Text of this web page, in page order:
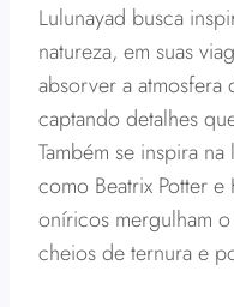
Lulunayad busca
natureza, em suas
absorver a atmosfera
captando detalhes
Também se inspira
como Beatrix Potter
oníricos mergulham
cheios de ternura e